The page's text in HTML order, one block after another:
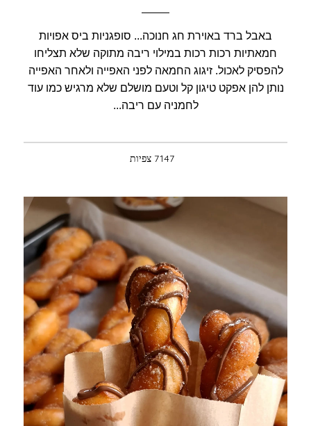
באבל ברד באוירת חג חנוכה... סופגניות ביס אפויות
חמאתיות רכות רכות במילוי ריבה מתוקה שלא תצליחו
להפסיק לאכול. זיגוג החמאה לפני האפייה ולאחר האפייה
נותן להן אפקט טיגון קל וטעם מושלם שלא מרגיש כמו עוד
לחמניה עם ריבה...
7147 צפיות